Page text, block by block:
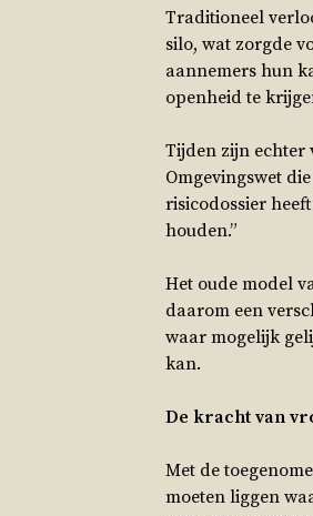
Traditioneel
silo, wat zorgde
aannemers hun
openheid te
Tijden zijn echter
Omgevingswet
risicodossier
houden.”
Het oude model
daarom een
waar mogelijk
kan.
De kracht van
Met de
moeten liggen